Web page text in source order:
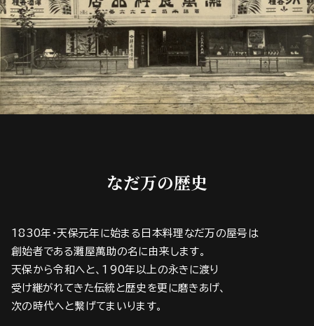
なだ万の歴史
1830年・天保元年に始まる日本料理なだ万の屋号は
創始者である灘屋萬助の名に由来します。
天保から令和へと、190年以上の永きに渡り
受け継がれてきた伝統と歴史を更に磨きあげ、
次の時代へと繋げてまいります。